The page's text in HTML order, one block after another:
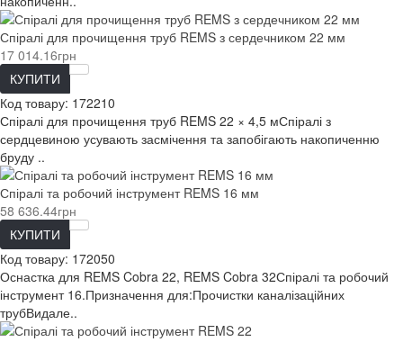
Спіралі для прочищення труб REMS з сердечником 22 мм
17 014.16грн
КУПИТИ
Код товару: 172210
Спіралі для прочищення труб REMS 22 × 4,5 мСпіралі з
сердцевиною усувають засмічення та запобігають накопиченню
бруду ..
Спіралі та робочий інструмент REMS 16 мм
58 636.44грн
КУПИТИ
Код товару: 172050
Оснастка для REMS Cobra 22, REMS Cobra 32Спіралі та робочий
інструмент 16.Призначення для:Прочистки каналізаційних
трубВидале..